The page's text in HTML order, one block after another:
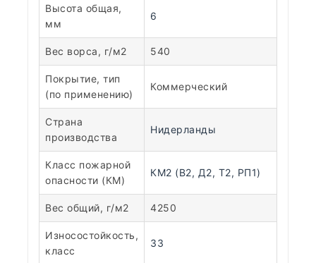
Высота общая,
мм
6
Вес ворса, г/м2 540
Покрытие, тип
(по применению)
Коммерческий
Страна
производства
Нидерланды
Класс пожарной
опасности (КМ)
КМ2 (В2, Д2, Т2, РП1)
Вес общий, г/м2 4250
Износостойкость,
класс
33